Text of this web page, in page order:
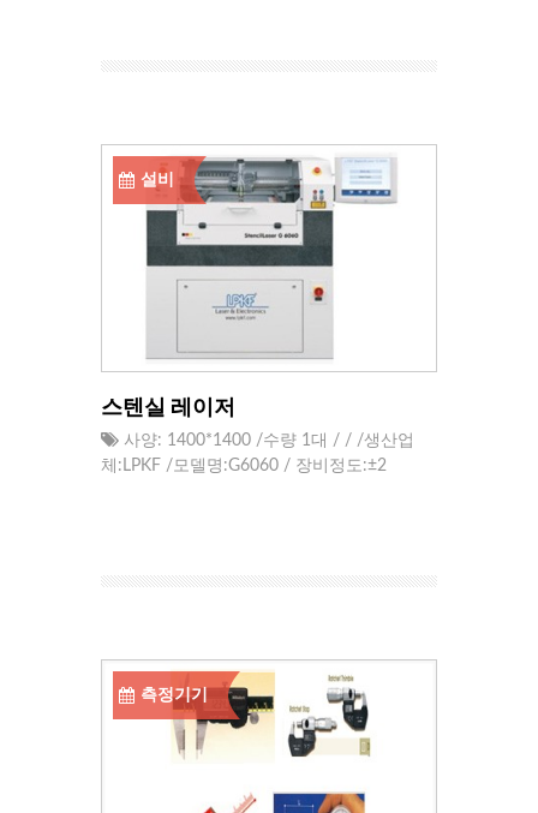
설비
스텐실 레이저
사양: 1400*1400 /수량 1대 / / /생산업
체:LPKF /모델명:G6060 / 장비정도:±2
측정기기